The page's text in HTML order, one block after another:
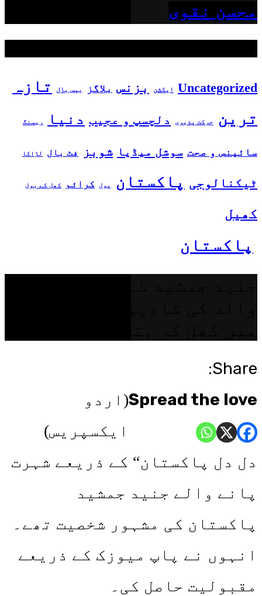
محسن نقوی
Uncategorized ایکشن بزنس بلاگز بیس بال
تازہ
ترین
حرکت پذیری دلچسپ و عجیب دنیا ریسنگ
سائینس و صحت سوشل میڈیا شوبز فٹ بال لڑاکا
ٹیکنالوجی پاکستان پول کرائم کھل کے بول
کھیل
پاکستان
Share:
Spread the love(اردو
ایکسپریس)
دل دل پاکستان“ کے ذریعے شہرت
پانے والے جنید جمشید
پاکستان کی مشہور شخصیت تھے۔
انہوں نے پاپ میوزک کے ذریعے
مقبولیت حاصل کی۔